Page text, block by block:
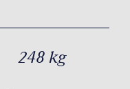
248 kg